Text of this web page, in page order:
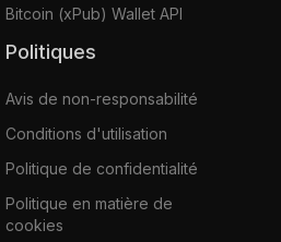
Bitcoin (xPub) Wallet API
Politiques
Avis de non-responsabilité
Conditions d'utilisation
Politique de confidentialité
Politique en matière de
cookies